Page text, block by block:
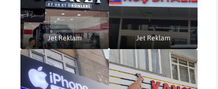
Jet Reklam Jet Reklam